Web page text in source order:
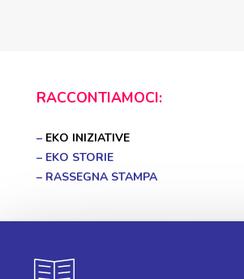
RACCONTIAMOCI:
– EKO INIZIATIVE
– EKO STORIE
– RASSEGNA STAMPA